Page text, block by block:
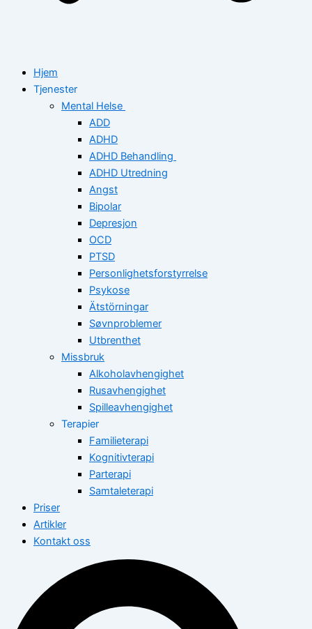
Hjem
Tjenester
Mental Helse
ADD
ADHD
ADHD Behandling
ADHD Utredning
Angst
Bipolar
Depresjon
OCD
PTSD
Personlighetsforstyrrelse
Psykose
Ätstörningar
Søvnproblemer
Utbrenthet
Missbruk
Alkoholavhengighet
Rusavhengighet
Spilleavhengighet
Terapier
Familieterapi
Kognitivterapi
Parterapi
Samtaleterapi
Priser
Artikler
Kontakt oss